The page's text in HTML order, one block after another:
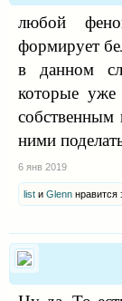
любой
формирует
в данном
которые
ними
6 янв 2019
list и Glenn нравится